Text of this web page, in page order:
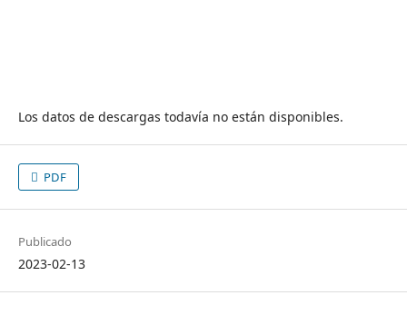
Los datos de descargas todavía no están disponibles.
PDF
Publicado
2023-02-13